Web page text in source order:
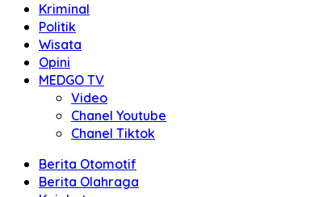
Kriminal
Politik
Wisata
Opini
MEDGO TV
Video
Chanel Youtube
Chanel Tiktok
Berita Otomotif
Berita Olahraga